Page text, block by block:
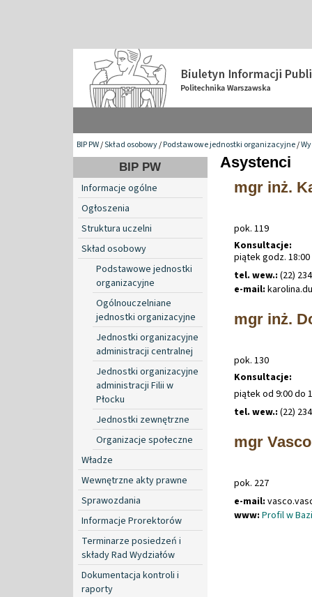
BIP PW/Skład osobowy/Podstawowe jednostki organizacyjne/
BIP PW
Informacje ogólne
Ogłoszenia
Struktura uczelni
Skład osobowy
Podstawowe jednostki
organizacyjne
Ogólnouczelniane
jednostki organizacyjne
Jednostki organizacyjne
administracji centralnej
Jednostki organizacyjne
administracji Filii w
Płocku
Jednostki zewnętrzne
Organizacje społeczne
Władze
Wewnętrzne akty prawne
Sprawozdania
Informacje Prorektorów
Terminarze posiedzeń i
składy Rad Wydziałów
Dokumentacja kontroli i
raporty
Asystenci
mgr inż.
pok. 119
Konsultacje:
piątek godz. 18:00
tel. wew.: (22)
e-mail: karolina.
mgr inż.
pok. 130
Konsultacje:
piątek od 9:00 do
tel. wew.: (22)
mgr
pok. 227
e-mail: vasco.
www: Profil w